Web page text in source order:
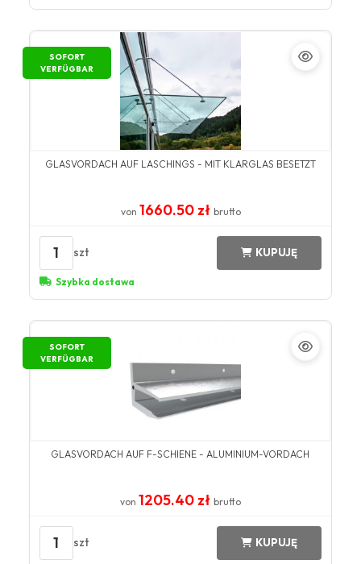
SOFORT
VERFÜGBAR
GLASVORDACH AUF LASCHINGS - MIT KLARGLAS BESETZT
von 1660.50 zł brutto
1 szt KUPUJĘ
Szybka dostawa
SOFORT
VERFÜGBAR
GLASVORDACH AUF F-SCHIENE - ALUMINIUM-VORDACH
von 1205.40 zł brutto
1 szt KUPUJĘ